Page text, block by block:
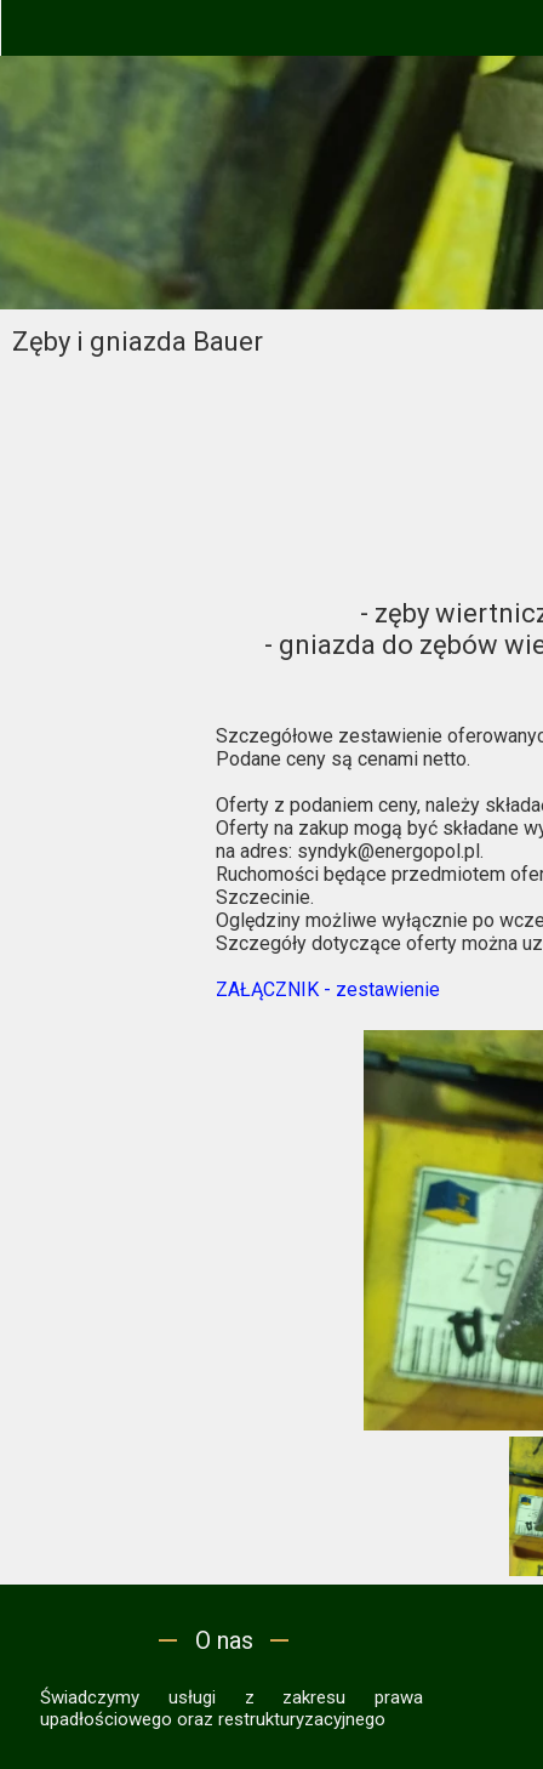
Świadczymy usługi z zakresu prawa
upadłościowego oraz restrukturyzacyjnego
O nas
Zęby i gniazda Bauer
- zęby
- gniazda do zębów
Szczegółowe zestawienie
Podane ceny są cenami netto.
Oferty z podaniem ceny, należy
Oferty na zakup mogą być składane
na adres: syndyk@energopol.pl.
Ruchomości będące przedmiotem
Szczecinie.
Oględziny możliwe wyłącznie po
Szczegóły dotyczące oferty można
ZAŁĄCZNIK - zestawienie